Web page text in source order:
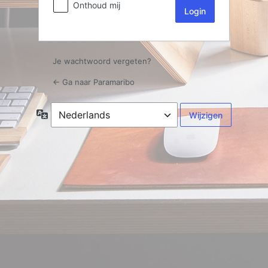
Onthoud mij
Je wachtwoord vergeten?
← Ga naar Paramaribo
Taal